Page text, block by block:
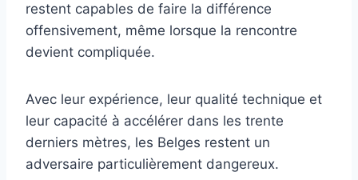
restent capables de faire la différence
offensivement, même lorsque la rencontre
devient compliquée.
Avec leur expérience, leur qualité technique et
leur capacité à accélérer dans les trente
derniers mètres, les Belges restent un
adversaire particulièrement dangereux.